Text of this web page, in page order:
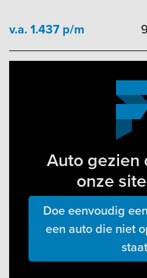
v.a. 1.437 p/m
Auto gezien
onze
Doe eenvoudig
een auto die niet